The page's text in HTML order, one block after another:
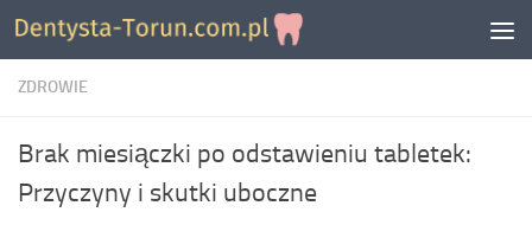
Skip to content
ZDROWIE
Brak miesiączki po odstawieniu tabletek:
Przyczyny i skutki uboczne